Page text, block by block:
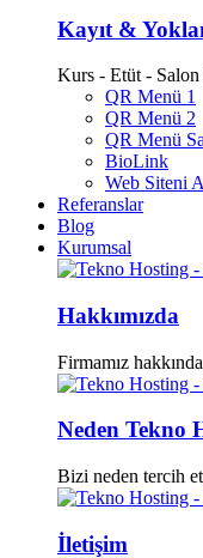
Kayıt &
Kurs - Etüt -
QR Menü 1
QR Menü 2
QR Menü
BioLink
Web Siteni
Referanslar
Blog
Kurumsal
Hakkımızda
Firmamız hakkında
Neden Tekno
Bizi neden tercih
İletişim